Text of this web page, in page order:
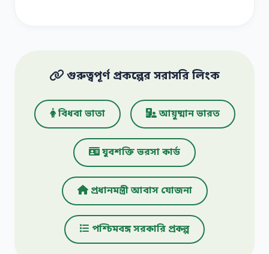
গুরুত্বপূর্ণ প্রকল্পের সরাসরি লিংক
বিধবা ভাতা আয়ুষ্মান ভারত
যুবশক্তি ভরসা কার্ড
প্রধানমন্ত্রী আবাস যোজনা
পশ্চিমবঙ্গ সরকারি প্রকল্প